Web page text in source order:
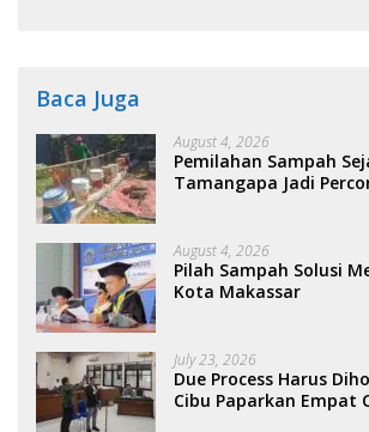
Baca Juga
August 4, 2026
Pemilahan Sampah
Tamangapa Jadi
August 4, 2026
Pilah Sampah Solusi
Kota Makassar
July 23, 2026
Due Process Harus
Cibu Paparkan Empat